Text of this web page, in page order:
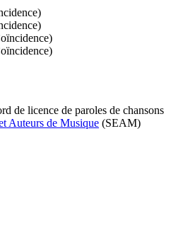
de licence de paroles de chansons
Auteurs de Musique (SEAM)